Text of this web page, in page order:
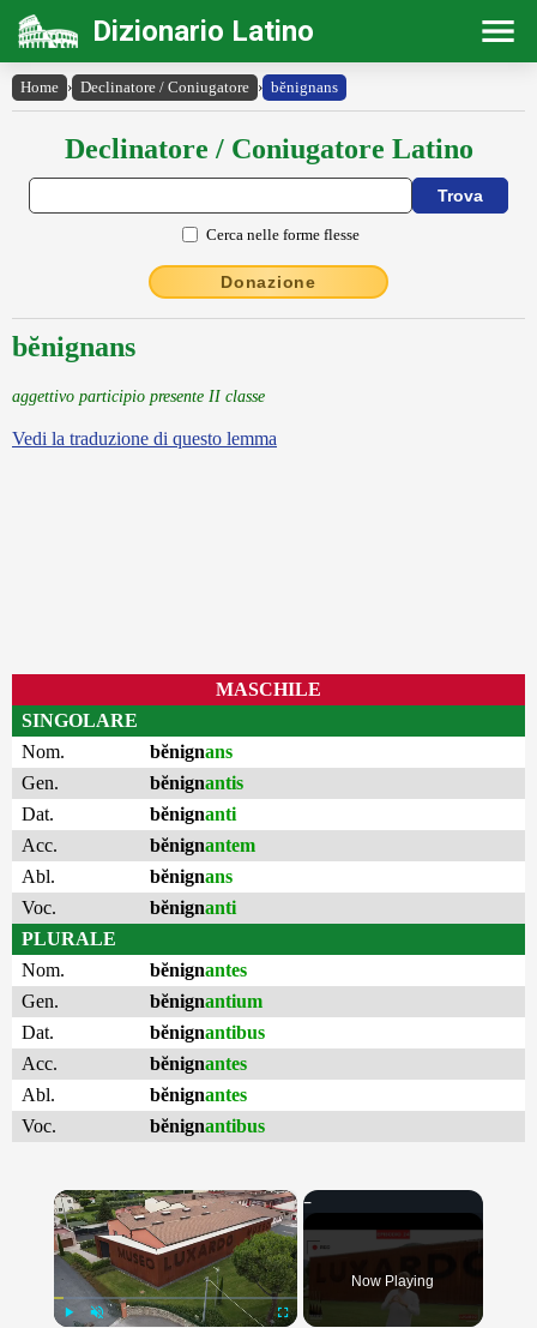
Dizionario Latino
Home › Declinatore / Coniugatore › bĕnignans
Declinatore / Coniugatore Latino
Cerca nelle forme flesse
Donazione
bĕnignans
aggettivo participio presente II classe
Vedi la traduzione di questo lemma
MASCHILE
SINGOLARE
Nom.
bĕnignans
Gen.
bĕnignantis
Dat.
bĕnignanti
Acc.
bĕnignantem
Abl.
bĕnignans
Voc.
bĕnignanti
PLURALE
Nom.
bĕnignantes
Gen.
bĕnignantium
Dat.
bĕnignantibus
Acc.
bĕnignantes
Abl.
bĕnignantes
Voc.
bĕnignantibus
×
Now Playing